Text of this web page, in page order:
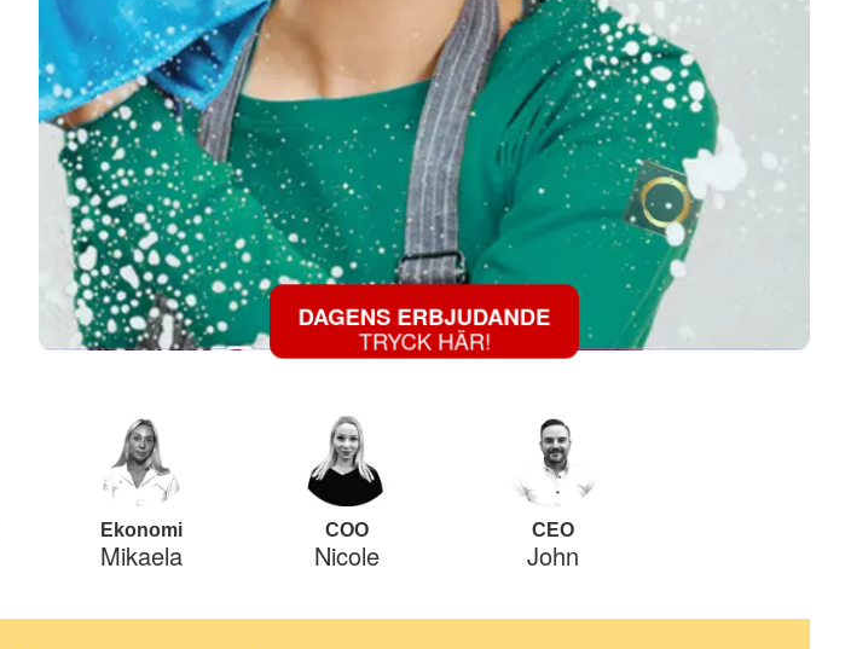
DAGENS ERBJUDANDE
TRYCK HÄR!
Ekonomi
Mikaela
COO
Nicole
CEO
John